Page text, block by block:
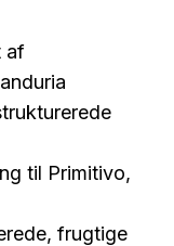
af
til Primitivo,
frugtige